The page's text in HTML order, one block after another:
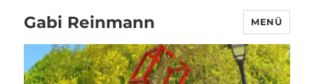
Gabi Reinmann MENÜ